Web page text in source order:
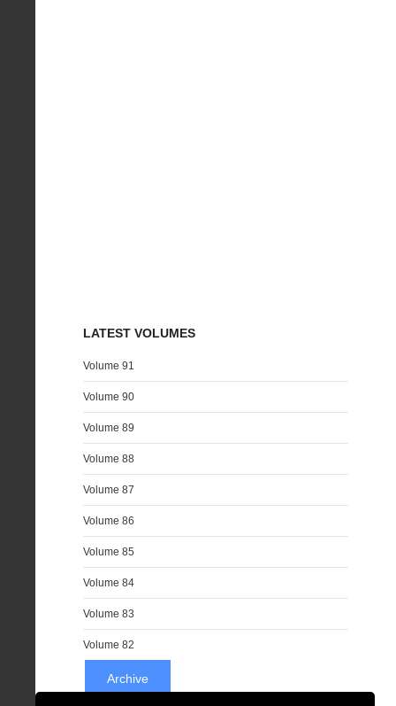
LATEST VOLUMES
Volume 91
Volume 90
Volume 89
Volume 88
Volume 87
Volume 86
Volume 85
Volume 84
Volume 83
Volume 82
Archive